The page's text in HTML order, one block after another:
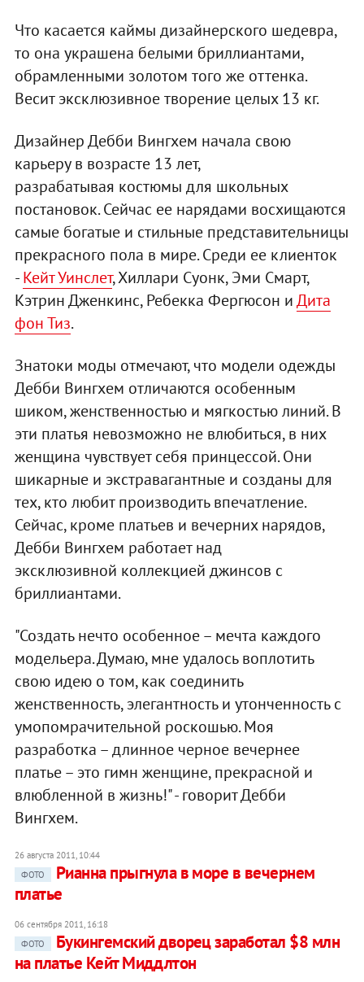
Что касается каймы дизайнерского шедевра,
то она украшена белыми бриллиантами,
обрамленными золотом того же оттенка.
Весит эксклюзивное творение целых 13 кг.
Дизайнер Дебби Вингхем начала свою
карьеру в возрасте 13 лет,
разрабатывая костюмы для школьных
постановок. Сейчас ее нарядами восхищаются
самые богатые и стильные представительницы
прекрасного пола в мире. Среди ее клиенток
-Кейт Уинслет, Хиллари Суонк, Эми Смарт,
Кэтрин Дженкинс, Ребекка Фергюсон иДита
фон Тиз.
Знатоки моды отмечают, что модели одежды
Дебби Вингхем отличаются особенным
шиком, женственностью и мягкостью линий. В
эти платья невозможно не влюбиться, в них
женщина чувствует себя принцессой. Они
шикарные и экстравагантные и созданы для
тех, кто любит производить впечатление.
Сейчас, кроме платьев и вечерних нарядов,
Дебби Вингхем работает над
эксклюзивной коллекцией джинсов с
бриллиантами.
"Создать нечто особенное – мечта каждого
модельера. Думаю, мне удалось воплотить
свою идею о том, как соединить
женственность, элегантность и утонченность с
умопомрачительной роскошью. Моя
разработка – длинное черное вечернее
платье – это гимн женщине, прекрасной и
влюбленной в жизнь!" - говорит Дебби
Вингхем.
26 августа 2011, 10:44
ФОТО
Рианна прыгнула в море в вечернем
платье
06 сентября 2011, 16:18
ФОТО
Букингемский дворец заработал $8 млн
на платье Кейт Миддлтон